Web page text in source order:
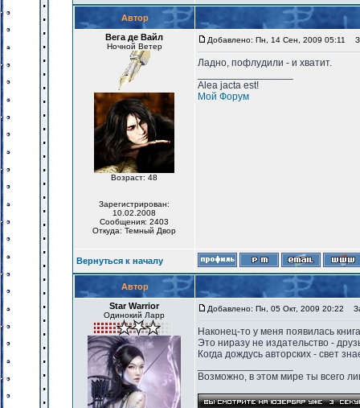
Автор
Вега де Вайл
Ночной Ветер
Возраст: 48
Зарегистрирован:
10.02.2008
Сообщения: 2403
Откуда: Темный Двор
Добавлено: Пн, 14 Сен, 2009 05:11
Ладно, пофлудили - и хватит.
Alea jacta est!
Мой Форум
Вернуться к началу
Автор
Star Warrior
Одинокий Ларр
Добавлено: Пн, 05 Окт, 2009 20:22
Наконец-то у меня появилась
Это ниразу не издательство -
Когда дождусь авторских - свет
Возможно, в этом мире ты всего